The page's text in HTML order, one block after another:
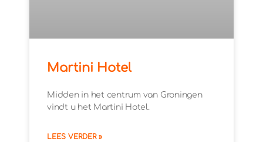
Martini Hotel
Midden in het centrum van Groningen
vindt u het Martini Hotel.
LEES VERDER »